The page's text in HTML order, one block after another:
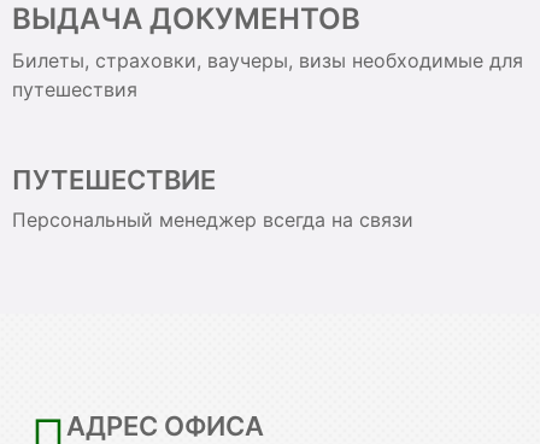
ВЫДАЧА ДОКУМЕНТОВ
Билеты, страховки, ваучеры, визы необходимые для
путешествия
ПУТЕШЕСТВИЕ
Персональный менеджер всегда на связи
АДРЕС ОФИСА